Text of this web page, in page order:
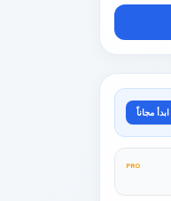
ابدأ مجاناً
PRO